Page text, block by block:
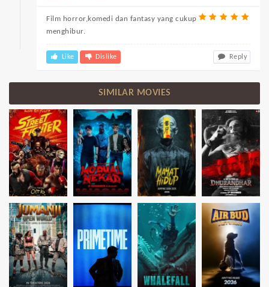
Film horror,komedi dan fantasy yang cukup
menghibur.
Like Dislike Reply
SIMILAR MOVIES